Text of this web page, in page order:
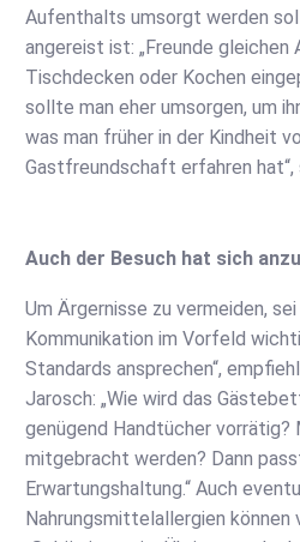
Aufenthalts umsorgt werden
angereist ist: „Freunde gleichen
Tischdecken oder Kochen
sollte man eher umsorgen, um
was man früher in der Kindheit
Gastfreundschaft erfahren
Auch der Besuch hat sich
Um Ärgernisse zu vermeiden,
Kommunikation im Vorfeld
Standards ansprechen“,
Jarosch: „Wie wird das
genügend Handtücher vorrätig?
mitgebracht werden? Dann
Erwartungshaltung.“ Auch
Nahrungsmittelallergien